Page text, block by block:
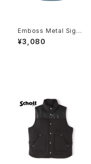
Emboss Metal Sign
BEACH BOYS
¥3,080